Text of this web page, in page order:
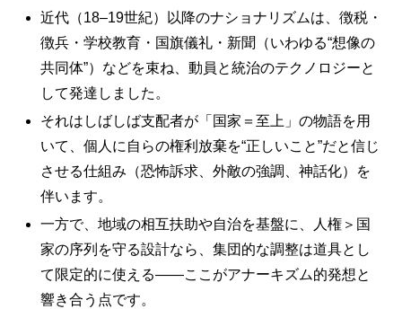
近代（18–19世紀）以降のナショナリズムは、徴税・
徴兵・学校教育・国旗儀礼・新聞（いわゆる“想像の
共同体”）などを束ね、動員と統治のテクノロジーと
して発達しました。
それはしばしば支配者が「国家＝至上」の物語を用
いて、個人に自らの権利放棄を“正しいこと”だと信じ
させる仕組み（恐怖訴求、外敵の強調、神話化）を
伴います。
一方で、地域の相互扶助や自治を基盤に、人権＞国
家の序列を守る設計なら、集団的な調整は道具とし
て限定的に使える――ここがアナーキズム的発想と
響き合う点です。